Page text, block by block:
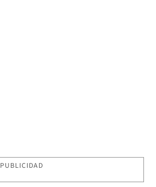
PUBLICIDAD